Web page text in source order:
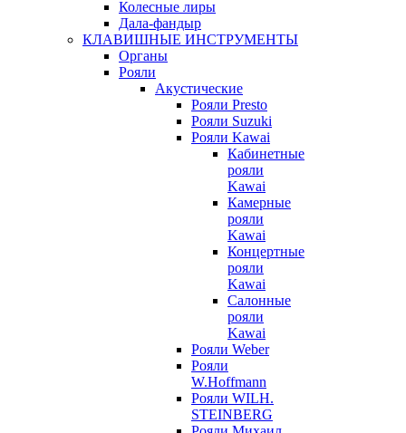
Колесные лиры
Дала-фандыр
КЛАВИШНЫЕ ИНСТРУМЕНТЫ
Органы
Рояли
Акустические
Рояли Presto
Рояли Suzuki
Рояли Kawai
Кабинетные
рояли
Kawai
Камерные
рояли
Kawai
Концертные
рояли
Kawai
Салонные
рояли
Kawai
Рояли Weber
Рояли
W.Hoffmann
Рояли WILH.
STEINBERG